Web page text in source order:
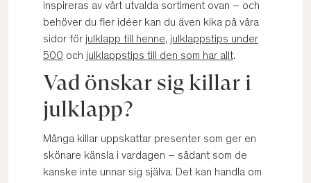
inspireras av vårt utvalda sortiment ovan – och
behöver du fler idéer kan du även kika på våra
sidor för julklapp till henne, julklappstips under
500 och julklappstips till den som har allt.
Vad önskar sig killar i
julklapp?
Många killar uppskattar presenter som ger en
skönare känsla i vardagen – sådant som de
kanske inte unnar sig själva. Det kan handla om